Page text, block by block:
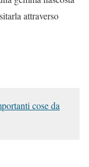
attraverso
cose da